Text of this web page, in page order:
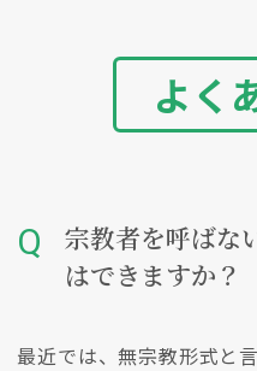
よく
宗教者を呼ばな
はできますか？
最近では、無宗教形式と